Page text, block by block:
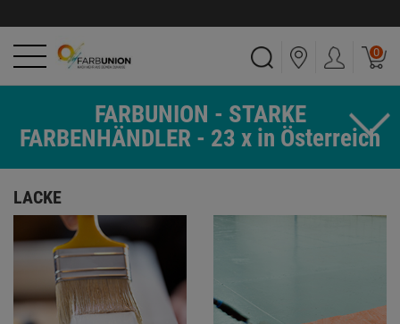
0
FARBUNION - STARKE
FARBENHÄNDLER - 23 x in Österreich
LACKE